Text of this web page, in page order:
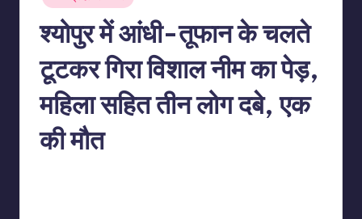
in
श्‍योपुर में आंधी-तूफान के चलते
टूटकर गिरा विशाल नीम का पेड़,
महिला सहित तीन लोग दबे, एक
की मौत